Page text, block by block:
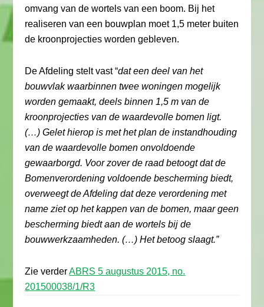
omvang van de wortels van een boom. Bij het
realiseren van een bouwplan moet 1,5 meter buiten
de kroonprojecties worden gebleven.
De Afdeling stelt vast “dat een deel van het
bouwvlak waarbinnen twee woningen mogelijk
worden gemaakt, deels binnen 1,5 m van de
kroonprojecties van de waardevolle bomen ligt.
(…) Gelet hierop is met het plan de instandhouding
van de waardevolle bomen onvoldoende
gewaarborgd. Voor zover de raad betoogt dat de
Bomenverordening voldoende bescherming biedt,
overweegt de Afdeling dat deze verordening met
name ziet op het kappen van de bomen, maar geen
bescherming biedt aan de wortels bij de
bouwwerkzaamheden. (…) Het betoog slaagt.”
Zie verderABRS 5 augustus 2015, no.
201500038/1/R3